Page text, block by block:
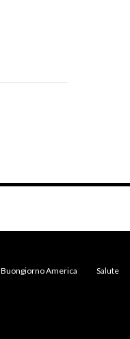
Buongiorno America Salute